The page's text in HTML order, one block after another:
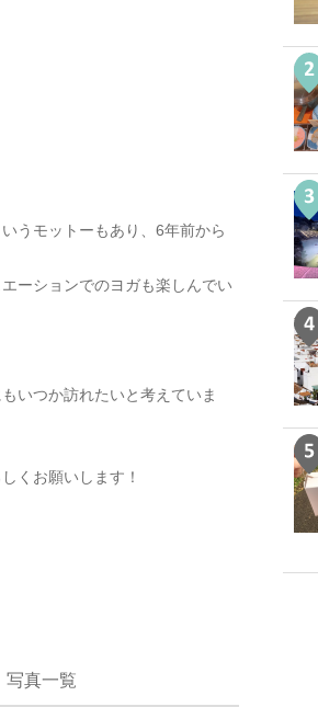
うモットーもあり、6年前から
ーションでのヨガも楽しんでい
いつか訪れたいと考えていま
くお願いします！
写真一覧